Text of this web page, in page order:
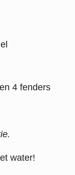
4 fenders
water!